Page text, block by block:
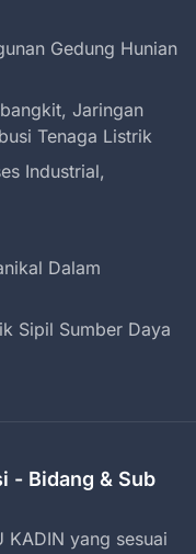
Gedung Hunian
Jaringan
Tenaga Listrik
Industrial,
Dalam
Sipil Sumber Daya
- Bidang & Sub
KADIN yang sesuai